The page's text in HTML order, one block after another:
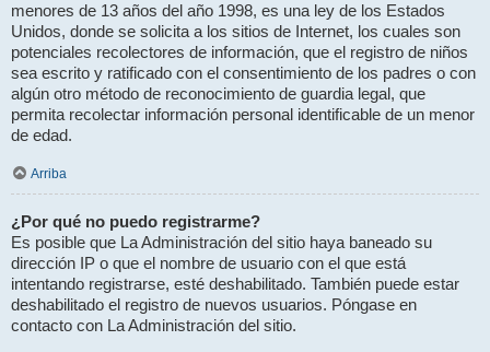
menores de 13 años del año 1998, es una ley de los Estados
Unidos, donde se solicita a los sitios de Internet, los cuales son
potenciales recolectores de información, que el registro de niños
sea escrito y ratificado con el consentimiento de los padres o con
algún otro método de reconocimiento de guardia legal, que
permita recolectar información personal identificable de un menor
de edad.
Arriba
¿Por qué no puedo registrarme?
Es posible que La Administración del sitio haya baneado su
dirección IP o que el nombre de usuario con el que está
intentando registrarse, esté deshabilitado. También puede estar
deshabilitado el registro de nuevos usuarios. Póngase en
contacto con La Administración del sitio.